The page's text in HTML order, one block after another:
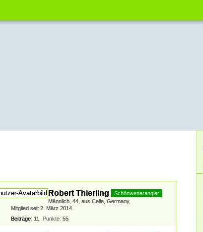
Robert Thierling
Schönwetterangler
Männlich 44 aus Celle, Germany
Mitglied seit 2. März 2014
Beiträge
11 Punkte 55